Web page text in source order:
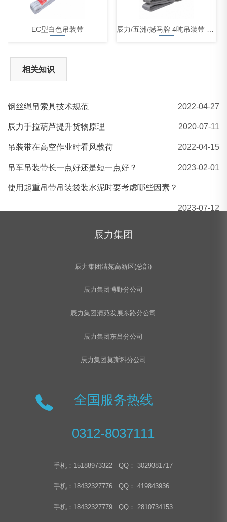
EC型白色吊装带 辰力/五洲/撼马牌 4吨吊装带 扁平吊装带
辰力吊装带条形码展示图
相关知识
钢丝绳吊索具技术规范 2022-04-27
辰力手拉葫芦提升货物原理 2020-07-11
吊装带在高空作业时看风载荷 2022-04-15
吊车吊装带长一点好还是短一点好？ 2023-02-01
使用起重吊带吊装袋装水泥时要考虑哪些因素？
2023-07-12
辰力集团
辰力集团清苑高新区(总部)
辰力集团博野分公司
辰力集团清苑发展东路分公司
辰力集团东吕分公司
辰力集团莫斯科分公司
全国服务热线
0312-8037111
手机：15188973322 QQ： 3029381717
手机：18432327776 QQ： 419843936
手机：18432327779 QQ： 2810734153